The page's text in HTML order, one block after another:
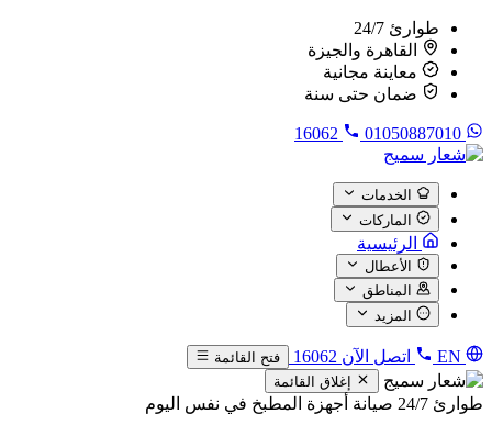
طوارئ 24/7
القاهرة والجيزة
معاينة مجانية
ضمان حتى سنة
01050887010
16062
الخدمات
الماركات
الرئيسية
الأعطال
المناطق
المزيد
EN اتصل الآن 16062
فتح القائمة
إغلاق القائمة
طوارئ 24/7 صيانة أجهزة المطبخ في نفس اليوم